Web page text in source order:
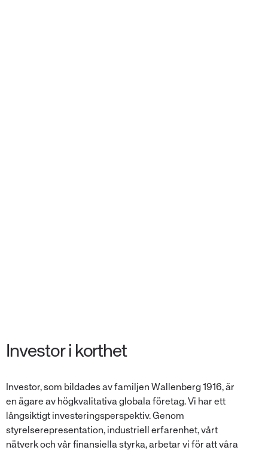
Investor i korthet
Investor, som bildades av familjen Wallenberg 1916, är
en ägare av högkvalitativa globala företag. Vi har ett
långsiktigt investeringsperspektiv. Genom
styrelserepresentation, industriell erfarenhet, vårt
nätverk och vår finansiella styrka, arbetar vi för att våra